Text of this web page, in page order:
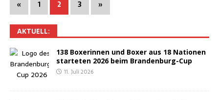
« 1 2 3 »
AKTU­ELL:
138 Boxe­rin­nen und Boxer aus 18 Natio­nen
star­te­ten 2026 beim Brandenburg-Cup
11. Juli 2026